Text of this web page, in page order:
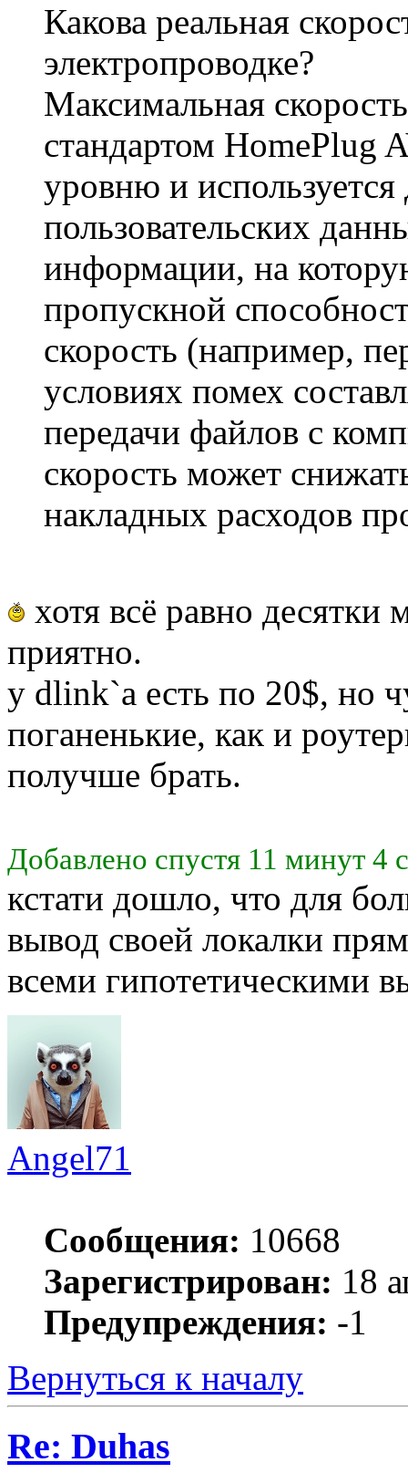
Какова реальная
электропроводке?
Максимальная
стандартом HomePlug
уровню и используется
пользовательских
информации, на
пропускной
скорость (например,
условиях помех
передачи файлов с
скорость может
накладных расходов
хотя всё равно десятки
приятно.
у dlink`а есть по 20$, но
поганенькие, как и
получше брать.
Добавлено спустя 11 минут 4
кстати дошло, что для
вывод своей локалки
всеми гипотетическими
Angel71
Сообщения: 10668
Зарегистрирован: 18
Предупреждения: -1
Вернуться к началу
Re: Duhas